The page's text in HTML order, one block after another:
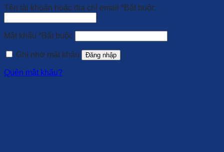
Tên tài khoản hoặc địa chỉ email *Bắt buộc
Mật khẩu *Bắt buộc
Ghi nhớ mật khẩu Đăng nhập
Quên mật khẩu?